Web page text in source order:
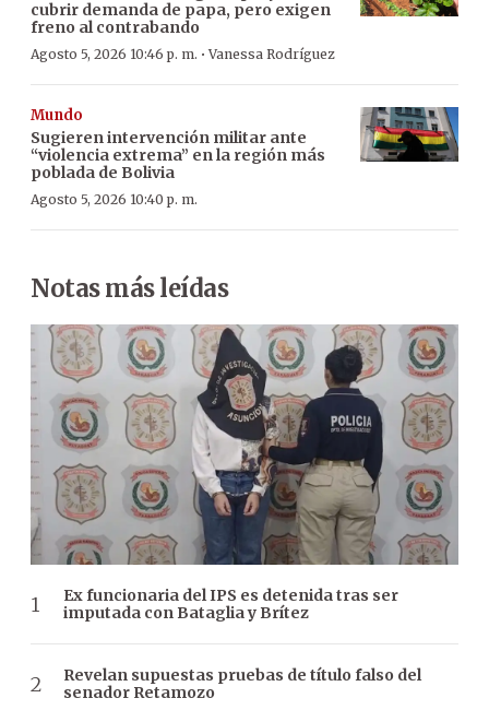
cubrir demanda de papa, pero exigen
freno al contrabando
Agosto 5, 2026 10:46 p. m. ·Vanessa Rodríguez
Mundo
Sugieren intervención militar ante
“violencia extrema” en la región más
poblada de Bolivia
Agosto 5, 2026 10:40 p. m.
Notas más leídas
Ex funcionaria del IPS es detenida tras ser
imputada con Bataglia y Brítez
Revelan supuestas pruebas de título falso del
senador Retamozo